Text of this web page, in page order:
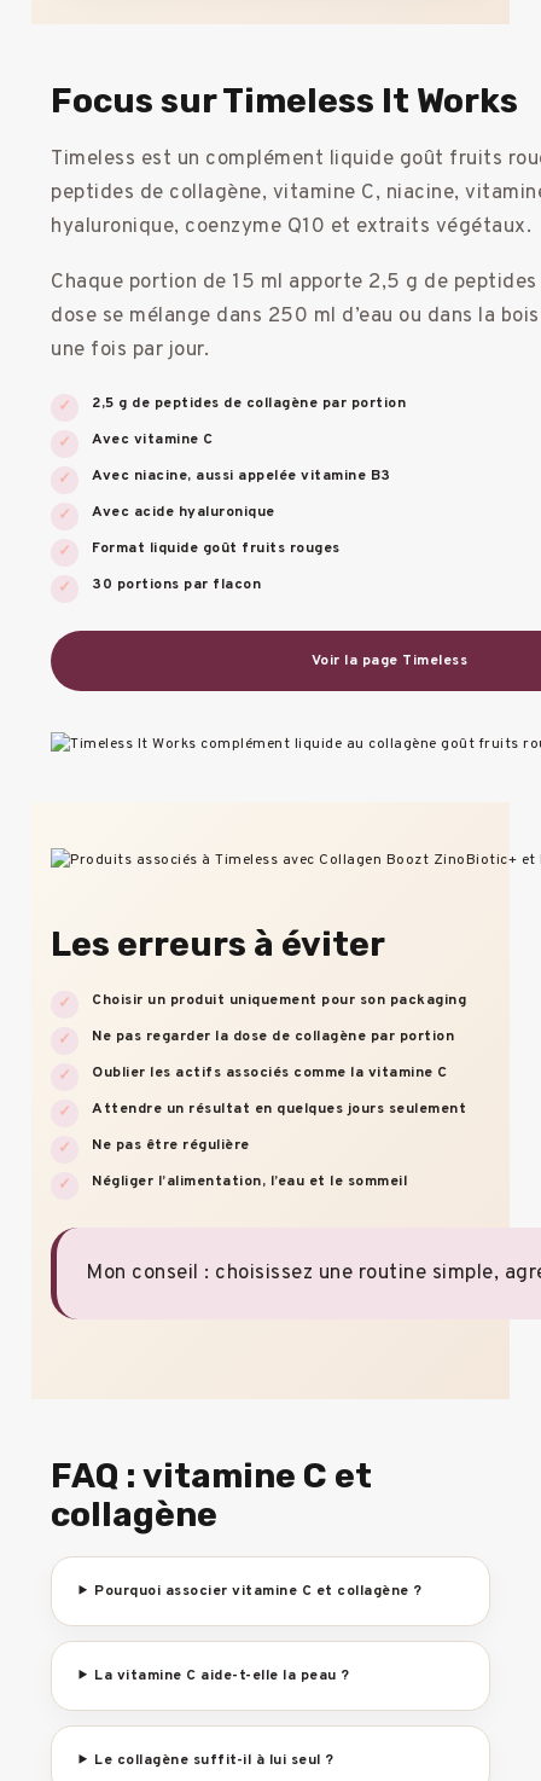
Focus sur Timeless It Works
Timeless est un complément liquide goût fruits
peptides de collagène, vitamine C, niacine,
hyaluronique, coenzyme Q10 et extraits végétaux.
Chaque portion de 15 ml apporte 2,5 g de
dose se mélange dans 250 ml d’eau ou dans la
une fois par jour.
2,5 g de peptides de collagène par portion
Avec vitamine C
Avec niacine, aussi appelée vitamine B3
Avec acide hyaluronique
Format liquide goût fruits rouges
30 portions par flacon
Voir la page Timeless
Les erreurs à éviter
Choisir un produit uniquement pour son packaging
Ne pas regarder la dose de collagène par portion
Oublier les actifs associés comme la vitamine C
Attendre un résultat en quelques jours seulement
Ne pas être régulière
Négliger l’alimentation, l’eau et le sommeil
Mon conseil : choisissez une routine simple,
FAQ : vitamine C et
collagène
Pourquoi associer vitamine C et collagène ?
La vitamine C aide-t-elle la peau ?
Le collagène suffit-il à lui seul ?